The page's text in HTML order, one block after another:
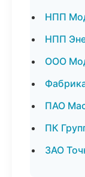
НПП
НПП
ООО
ПАО
ПК
ЗАО